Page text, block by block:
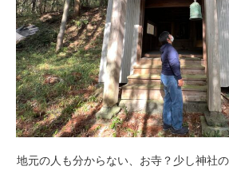
地元の人も分からない、お寺？少し神社